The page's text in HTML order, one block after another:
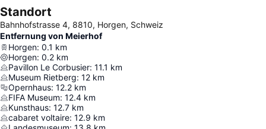
Standort
Bahnhofstrasse 4, 8810, Horgen, Schweiz
Entfernung von Meierhof
Horgen: 0.1 km
Horgen: 0.2 km
Pavillon Le Corbusier: 11.1 km
Museum Rietberg: 12 km
Opernhaus: 12.2 km
FIFA Museum: 12.4 km
Kunsthaus: 12.7 km
cabaret voltaire: 12.9 km